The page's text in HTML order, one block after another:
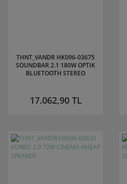
THNT_VANDR HK096-03675
SOUNDBAR 2.1 180W OPTIK
BLUETOOTH STEREO
17.062,90 TL